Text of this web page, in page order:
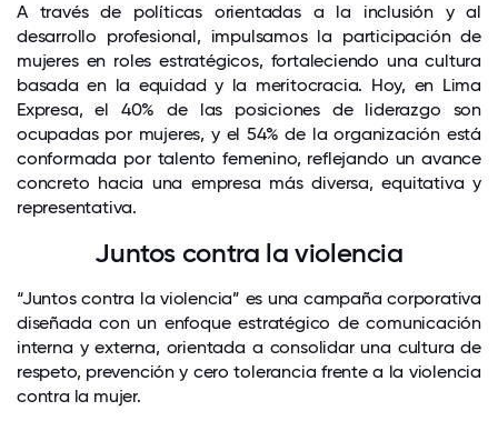
A través de políticas orientadas a la inclusión y al
desarrollo profesional, impulsamos la participación de
mujeres en roles estratégicos, fortaleciendo una cultura
basada en la equidad y la meritocracia. Hoy, en Lima
Expresa, el 40% de las posiciones de liderazgo son
ocupadas por mujeres, y el 54% de la organización está
conformada por talento femenino, reflejando un avance
concreto hacia una empresa más diversa, equitativa y
representativa.
Juntos contra la violencia
“Juntos contra la violencia” es una campaña corporativa
diseñada con un enfoque estratégico de comunicación
interna y externa, orientada a consolidar una cultura de
respeto, prevención y cero tolerancia frente a la violencia
contra la mujer.